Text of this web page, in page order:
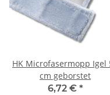
HK Microfasermopp Igel
cm geborstet
6,72 € *